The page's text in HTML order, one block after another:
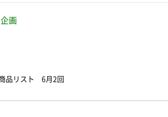
画
品リスト 6月2回